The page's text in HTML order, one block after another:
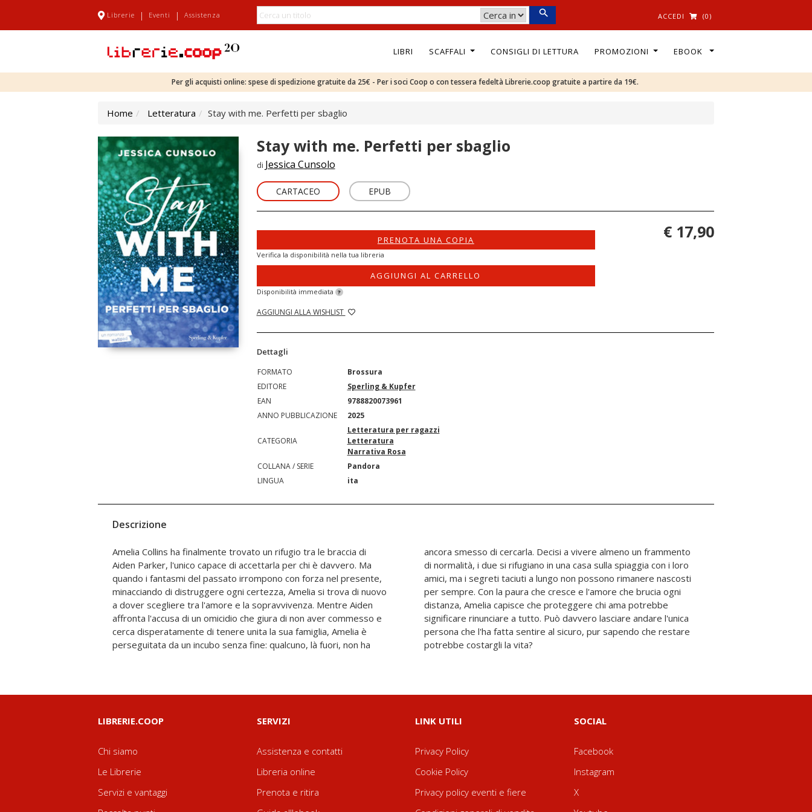
Librerie | Eventi | Assistenza ACCEDI (0)
LIBRI SCAFFALI CONSIGLI DI LETTURA PROMOZIONI EBOOK
Per gli acquisti online: spese di spedizione gratuite da 25€ - Per i soci Coop o con tessera fedeltà Librerie.coop gratuite a partire da 19€.
Home Letteratura Stay with me. Perfetti per sbaglio
Stay with me. Perfetti per sbaglio
di Jessica Cunsolo
CARTACEO EPUB
PRENOTA UNA COPIA
Verifica la disponibilità nella tua libreria
AGGIUNGI AL CARRELLO
Disponibilità immediata ?
AGGIUNGI ALLA WISHLIST
€ 17,90
Dettagli
FORMATO
Brossura
EDITORE
Sperling & Kupfer
EAN
9788820073961
ANNO PUBBLICAZIONE
2025
CATEGORIA
Letteratura per ragazzi
Letteratura
Narrativa Rosa
COLLANA / SERIE
Pandora
LINGUA
ita
Descrizione
Amelia Collins ha finalmente trovato un rifugio tra le braccia di
Aiden Parker, l'unico capace di accettarla per chi è davvero. Ma
quando i fantasmi del passato irrompono con forza nel presente,
minacciando di distruggere ogni certezza, Amelia si trova di nuovo
a dover scegliere tra l'amore e la sopravvivenza. Mentre Aiden
affronta l'accusa di un omicidio che giura di non aver commesso e
cerca disperatamente di tenere unita la sua famiglia, Amelia è
perseguitata da un incubo senza fine: qualcuno, là fuori, non ha
ancora smesso di cercarla. Decisi a vivere almeno un frammento
di normalità, i due si rifugiano in una casa sulla spiaggia con i loro
amici, ma i segreti taciuti a lungo non possono rimanere nascosti
per sempre. Con la paura che cresce e l'amore che brucia ogni
distanza, Amelia capisce che proteggere chi ama potrebbe
significare rinunciare a tutto. Può davvero lasciare andare l'unica
persona che l'ha fatta sentire al sicuro, pur sapendo che restare
potrebbe costargli la vita?
LIBRERIE.COOP
Chi siamo
Le Librerie
Servizi e vantaggi
SERVIZI
Assistenza e contatti
Libreria online
Prenota e ritira
LINK UTILI
Privacy Policy
Cookie Policy
Privacy policy eventi e fiere
SOCIAL
Facebook
Instagram
X